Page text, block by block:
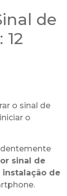
de
o sinal de
o
sinal de
de